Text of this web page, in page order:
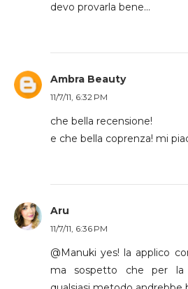
devo provarla bene...
Ambra Beauty
11/7/11, 6:32 PM
che bella recensione!
e che bella coprenza! mi
Aru
11/7/11, 6:36 PM
@Manuki yes! la applico
ma sospetto che per la